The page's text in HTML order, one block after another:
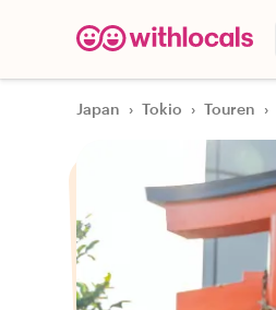
Japan › Tokio › Touren ›